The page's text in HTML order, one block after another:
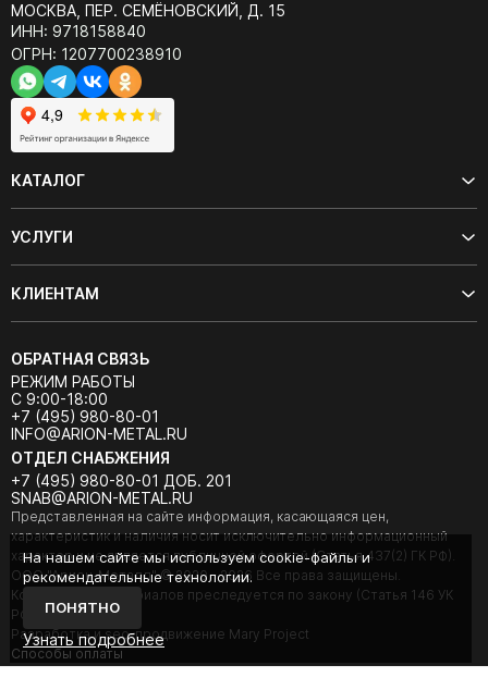
МОСКВА, ПЕР. СЕМЁНОВСКИЙ, Д. 15
ИНН: 9718158840
ОГРН: 1207700238910
КАТАЛОГ
УСЛУГИ
КЛИЕНТАМ
ОБРАТНАЯ СВЯЗЬ
РЕЖИМ РАБОТЫ
С 9:00-18:00
+7 (495) 980-80-01
INFO@ARION-METAL.RU
ОТДЕЛ СНАБЖЕНИЯ
+7 (495) 980-80-01 ДОБ. 201
SNAB@ARION-METAL.RU
Представленная на сайте информация, касающаяся цен,
характеристик и наличия носит исключительно информационный
характер и не является публичной офертой (Статья 437(2) ГК РФ).
ООО "Арион-Металл" © 2020 - 2026 Все права защищены.
Копирование материалов преследуется по закону (Статья 146 УК
РФ).
Разработка и seo-продвижение Mary Project
Cпособы оплаты
На нашем сайте мы используем cookie-файлы и
рекомендательные технологии.
ПОНЯТНО
Узнать подробнее